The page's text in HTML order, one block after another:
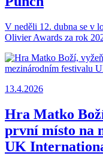
V neděli 12. dubna se v
Olivier Awards za rok
13.4.2026
Hra Matko
první místo na
UK